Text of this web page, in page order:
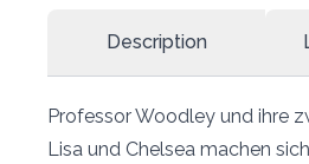
Description
Professor Woodley und ihre
Lisa und Chelsea machen